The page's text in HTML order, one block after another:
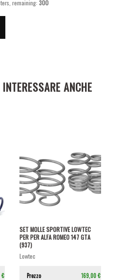
remaining:300
ANCHE
€
SET MOLLE SPORTIVE LOWTEC
PER PER ALFA ROMEO 147 GTA
(937)
lowtec
Prezzo 169,00 €